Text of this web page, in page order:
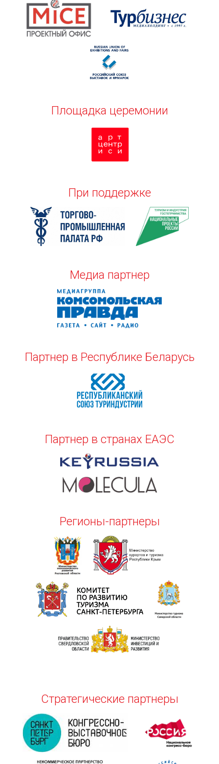
Площадка церемонии
При поддержке
Медиа партнер
Партнер в Республике Беларусь
Партнер в странах ЕАЭС
Регионы-партнеры
Стратегические партнеры